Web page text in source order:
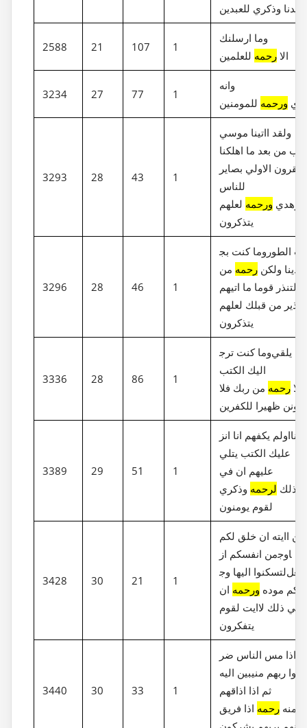
عندنا وذكري للعبدين
2588 21 107 1
وما ارسلنك
الا رحمه للعلمين
3234 27 77 1
وانه
ورحمه للمومنين
3293 28 43 1
ولقد ااتينا موسي
من بعد ما اهلكنا
القرون الاولي بصاير
للناس
وهدي ورحمه لعلهم
يتذكرون
3296 28 46 1
وما كنت بج‎انب الطور
ولكن رحمه من
لتنذر قوما ما اتيهم
نذير من قبلك لعلهم
يتذكرون
3336 28 86 1
وما كنت ترج‎وا ان يلقي
اليك الكتب
الا رحمه من ربك فلا
تكونن ظهيرا للكفرين
3389 29 51 1
اولم يكفهم انا انز‎لنا
عليك الكتب يتلي
عليهم ان في
ذلك لرحمه وذكري
لقوم يومنون
3428 30 21 1
اايته ان خلق لكم
من انفسكم از‎وج‎ا
لتسكنوا اليها وج‎عل
موده ورحمه ان
في ذلك لاايت لقوم
يتفكرون
3440 30 33 1
واذا مس الناس ضر
دعوا ربهم منيبين اليه
ثم اذا اذاقهم
منه رحمه اذا فريق